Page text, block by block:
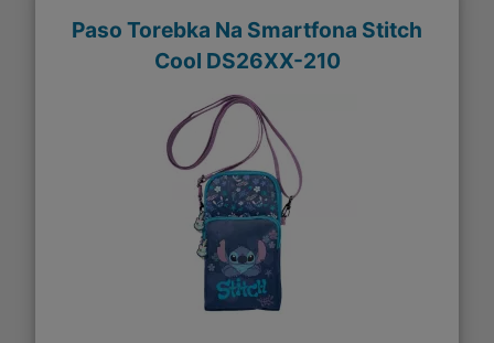
Paso Torebka Na Smartfona Stitch
Cool DS26XX-210